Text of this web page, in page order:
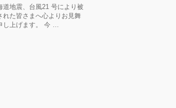
道地震、台風21 号により被
れた皆さまへ心よりお見舞
し上げます。 今 …